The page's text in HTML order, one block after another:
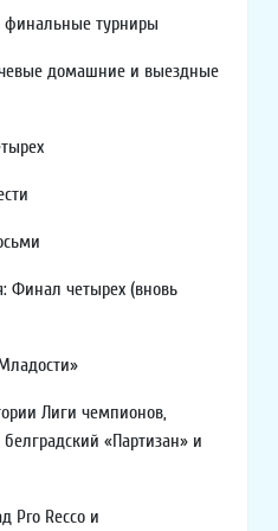
финальные турниры
домашние и выездные
Финал четырех (вновь
Лиги чемпионов,
«Партизан» и
Pro Recco и